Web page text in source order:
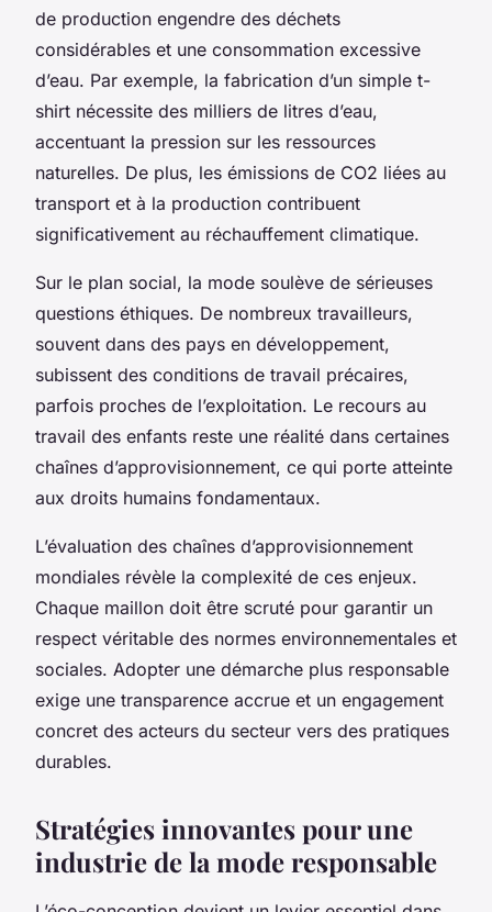
de production engendre des déchets
considérables et une consommation excessive
d’eau. Par exemple, la fabrication d’un simple t-
shirt nécessite des milliers de litres d’eau,
accentuant la pression sur les ressources
naturelles. De plus, les émissions de CO2 liées au
transport et à la production contribuent
significativement au réchauffement climatique.
Sur le plan social, la mode soulève de sérieuses
questions éthiques. De nombreux travailleurs,
souvent dans des pays en développement,
subissent des conditions de travail précaires,
parfois proches de l’exploitation. Le recours au
travail des enfants reste une réalité dans certaines
chaînes d’approvisionnement, ce qui porte atteinte
aux droits humains fondamentaux.
L’évaluation des chaînes d’approvisionnement
mondiales révèle la complexité de ces enjeux.
Chaque maillon doit être scruté pour garantir un
respect véritable des normes environnementales et
sociales. Adopter une démarche plus responsable
exige une transparence accrue et un engagement
concret des acteurs du secteur vers des pratiques
durables.
Stratégies innovantes pour une
industrie de la mode responsable